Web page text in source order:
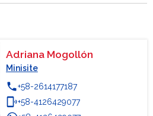
Adriana Mogollón
Minisite
phone+58-2614177187
phonelink_ring+58-4126429077